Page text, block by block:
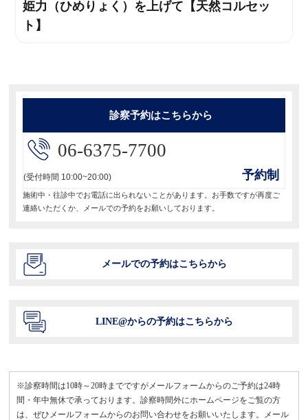
稿:
次
の
姫力（ひめりょく）を上げて【天然コルセッ
ト】
診察予約はこちらから
06-6375-7700
(受付時間 10:00~20:00) 予約制
施術中・往診中でお電話に出られないことがあります。お手数ですが再度ご
連絡いただくか、メールでの予約をお願いしております。
メールでの予約はこちらから
LINE@からの予約はこちらから
※診察時間は10時～20時までですがメールフォームからのご予約は24時
間・年中無休で承っております。診察時間外にホームページをご覧の方
は、ぜひメールフォームからのお問い合わせをお願いいたします。メール